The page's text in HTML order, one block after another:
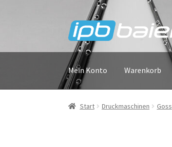
Zur
Navigation
springen
Zum
Inhalt
springen
Mein Konto Warenkorb
Start Druckmaschinen Goss